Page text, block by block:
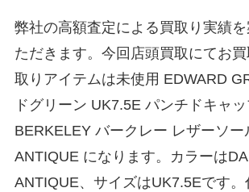
弊社の高額査定による買取り実績
ただきます。今回店頭買取にてお
取りアイテムは未使用 EDWARD
ドグリーン UK7.5E パンチドキャッ
BERKELEY バークレー レザーソ
ANTIQUE になります。カラーは
ANTIQUE、サイズはUK7.5Eです